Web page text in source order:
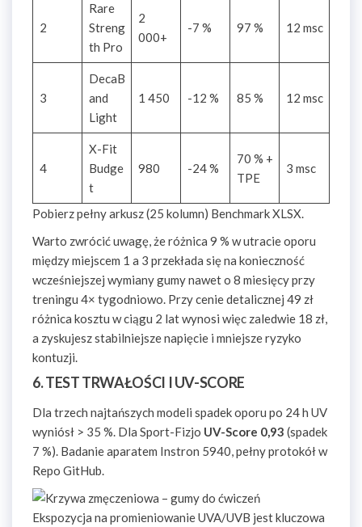
2
Rare
Streng
th Pro
2
000+
-7 % 97 % 12 msc
3
DecaB
and
Light
1 450 -12 % 85 % 12 msc
4
X-Fit
Budge
t
980 -24 %
70 % +
TPE
3 msc
Pobierz pełny arkusz (25 kolumn) Benchmark XLSX.
Warto zwrócić uwagę, że różnica 9 % w utracie oporu
między miejscem 1 a 3 przekłada się na konieczność
wcześniejszej wymiany gumy nawet o 8 miesięcy przy
treningu 4× tygodniowo. Przy cenie detalicznej 49 zł
różnica kosztu w ciągu 2 lat wynosi więc zaledwie 18 zł,
a zyskujesz stabilniejsze napięcie i mniejsze ryzyko
kontuzji.
6. TEST TRWAŁOŚCI I UV-SCORE
Dla trzech najtańszych modeli spadek oporu po 24 h UV
wyniósł > 35 %. Dla Sport-Fizjo UV-Score 0,93 (spadek
7 %). Badanie aparatem Instron 5940, pełny protokół w
Repo GitHub.
Ekspozycja na promieniowanie UVA/UVB jest kluczowa